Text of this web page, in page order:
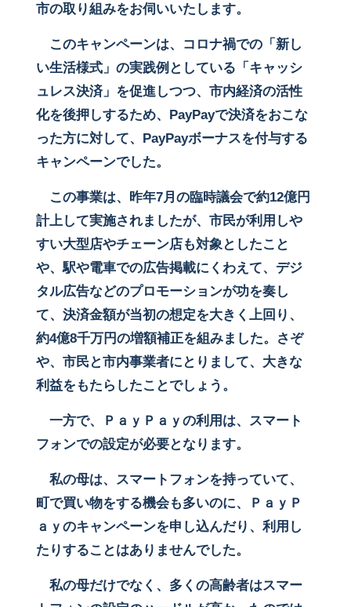
市の取り組みをお伺いいたします。
このキャンペーンは、コロナ禍での「新し
い生活様式」の実践例としている「キャッシ
ュレス決済」を促進しつつ、市内経済の活性
化を後押しするため、PayPayで決済をおこな
った方に対して、PayPayボーナスを付与する
キャンペーンでした。
この事業は、昨年7月の臨時議会で約12億円
計上して実施されましたが、市民が利用しや
すい大型店やチェーン店も対象としたこと
や、駅や電車での広告掲載にくわえて、デジ
タル広告などのプロモーションが功を奏し
て、決済金額が当初の想定を大きく上回り、
約4億8千万円の増額補正を組みました。さぞ
や、市民と市内事業者にとりまして、大きな
利益をもたらしたことでしょう。
一方で、ＰａｙＰａｙの利用は、スマート
フォンでの設定が必要となります。
私の母は、スマートフォンを持っていて、
町で買い物をする機会も多いのに、ＰａｙＰ
ａｙのキャンペーンを申し込んだり、利用し
たりすることはありませんでした。
私の母だけでなく、多くの高齢者はスマー